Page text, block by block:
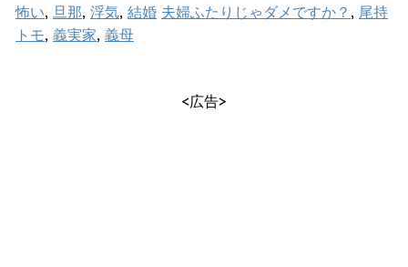
怖い, 旦那, 浮気, 結婚 夫婦ふたりじゃダメですか？ , 尾持
トモ, 義実家, 義母
<広告>